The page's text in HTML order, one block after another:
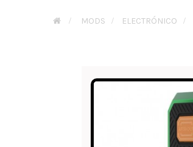
> MODS > ELECTRÓNICO >